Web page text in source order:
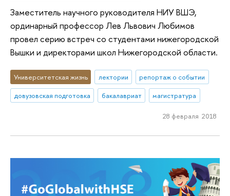
Заместитель научного руководителя НИУ ВШЭ,
ординарный профессор Лев Львович Любимов
провел серию встреч со студентами нижегородской
Вышки и директорами школ Нижегородской области.
Университетская жизнь лектории
репортаж о событии
довузовская подготовка
бакалавриат магистратура
28 февраля 2018